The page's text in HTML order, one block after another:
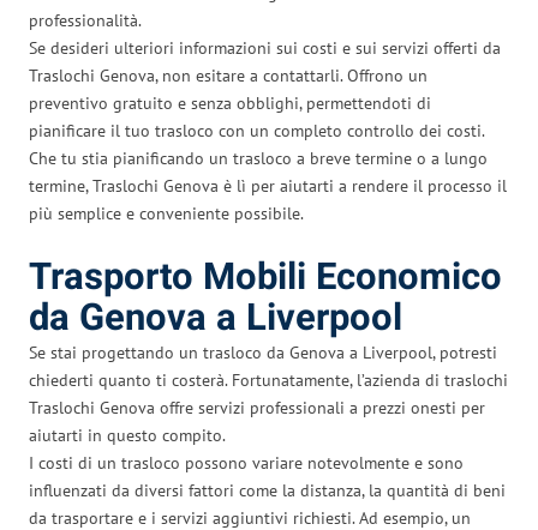
professionalità.
Se desideri ulteriori informazioni sui costi e sui servizi offerti da
Traslochi Genova, non esitare a contattarli. Offrono un
preventivo gratuito e senza obblighi, permettendoti di
pianificare il tuo trasloco con un completo controllo dei costi.
Che tu stia pianificando un trasloco a breve termine o a lungo
termine, Traslochi Genova è lì per aiutarti a rendere il processo il
più semplice e conveniente possibile.
Trasporto Mobili Economico
da Genova a Liverpool
Se stai progettando un trasloco da Genova a Liverpool, potresti
chiederti quanto ti costerà. Fortunatamente, l’azienda di traslochi
Traslochi Genova offre servizi professionali a prezzi onesti per
aiutarti in questo compito.
I costi di un trasloco possono variare notevolmente e sono
influenzati da diversi fattori come la distanza, la quantità di beni
da trasportare e i servizi aggiuntivi richiesti. Ad esempio, un